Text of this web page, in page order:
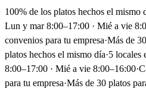
100% de los platos hechos el mismo
Lun y mar 8:00–17:00 · Mié a vie
convenios para tu empresa·Más de
platos hechos el mismo día·5 locales
8:00–17:00 · Mié a vie 8:00–16:00·
para tu empresa·Más de 30 platos